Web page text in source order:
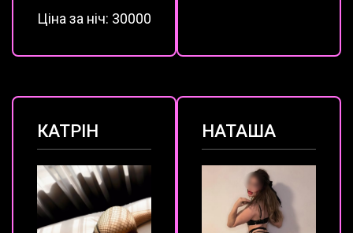
Ціна за ніч: 30000
КАТРІН НАТАША